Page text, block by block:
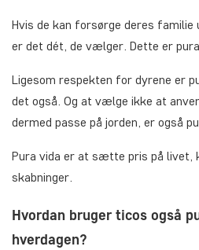
Hvis de kan forsørge deres
er det dét, de vælger. Dette er
Ligesom respekten for dyrene er
det også. Og at vælge ikke at
dermed passe på jorden, er også
Pura vida er at sætte pris på livet,
skabninger.
Hvordan bruger ticos også
hverdagen?